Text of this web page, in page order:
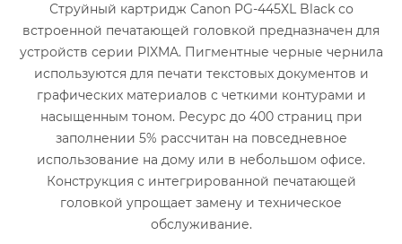
Струйный картридж Canon PG-445XL Black со
встроенной печатающей головкой предназначен для
устройств серии PIXMA. Пигментные черные чернила
используются для печати текстовых документов и
графических материалов с четкими контурами и
насыщенным тоном. Ресурс до 400 страниц при
заполнении 5% рассчитан на повседневное
использование на дому или в небольшом офисе.
Конструкция с интегрированной печатающей
головкой упрощает замену и техническое
обслуживание.